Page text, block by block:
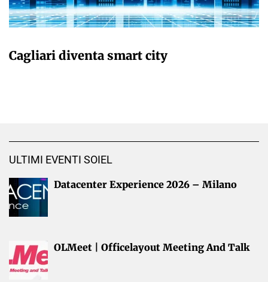
Cagliari diventa smart city
ULTIMI EVENTI SOIEL
Datacenter Experience 2026 – Milano
OLMeet | Officelayout Meeting And Talk